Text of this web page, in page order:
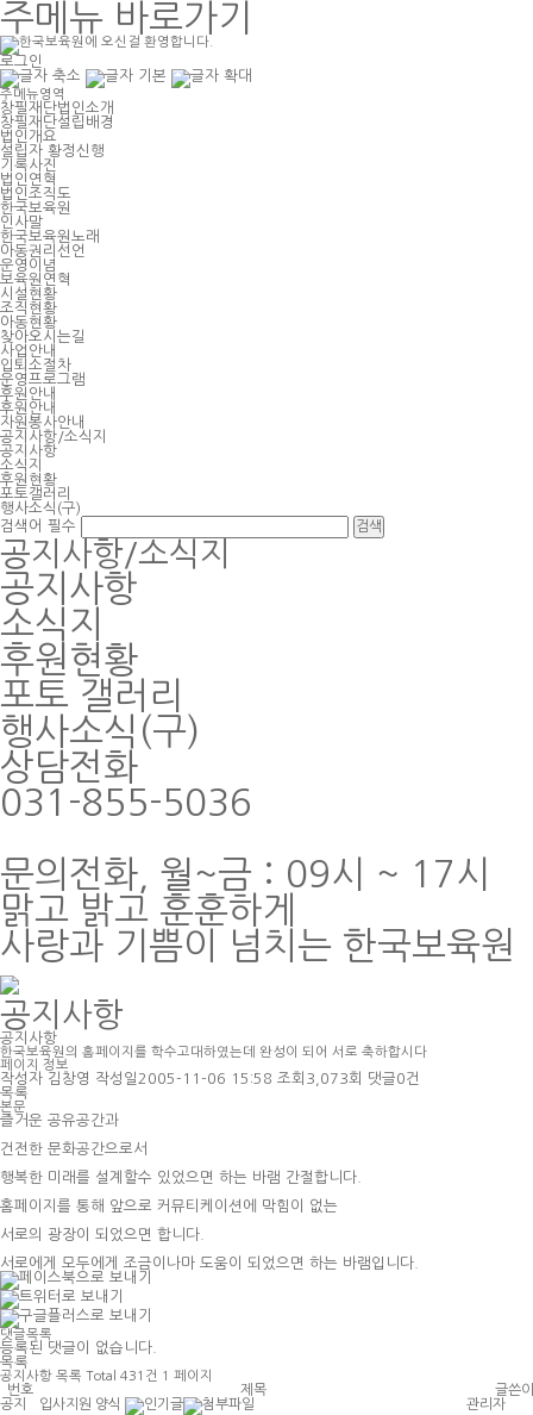
주메뉴 바로가기
로그인
주메뉴영역
창필재단법인소개
창필재단설립배경
법인개요
설립자 황정신행
기록사진
법인연혁
법인조직도
한국보육원
인사말
한국보육원노래
아동권리선언
운영이념
보육원연혁
시설현황
조직현황
아동현황
찾아오시는길
사업안내
입퇴소절차
운영프로그램
후원안내
후원안내
자원봉사안내
공지사항/소식지
공지사항
소식지
후원현황
포토갤러리
행사소식(구)
검색어 필수
공지사항/소식지
공지사항
소식지
후원현황
포토 갤러리
행사소식(구)
상담전화
031-855-5036
문의전화, 월~금 : 09시 ~ 17시
맑고 밝고 훈훈하게
사랑과 기쁨이 넘치는 한국보육원
공지사항
공지사항
한국보육원의 홈페이지를 학수고대하였는데 완성이 되어 서로 축하합시다
페이지 정보
작성자 김창영 작성일 2005-11-06 15:58 조회 3,073회 댓글0건
목록
본문
즐거운 공유공간과
건전한 문화공간으로서
행복한 미래를 설계할수 있었으면 하는 바램 간절합니다.
홈페이지를 통해 앞으로 커뮤티케이션에 막힘이 없는
서로의 광장이 되었으면 합니다.
서로에게 모두에게 조금이나마 도움이 되었으면 하는 바램입니다.
댓글목록
등록된 댓글이 없습니다.
목록
공지사항 목록 Total 431건 1 페이지
번호
제목
글쓴이
공지
입사지원 양식
관리자